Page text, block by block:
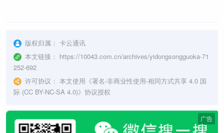
版权归属： 卡云通讯
本文链接： https://10043.com.cn/archives/yidongsongguoka-71
252-692
许可协议： 本文使用《署名-非商业性使用-相同方式共享 4.0 国
际 (CC BY-NC-SA 4.0)》协议授权
广告